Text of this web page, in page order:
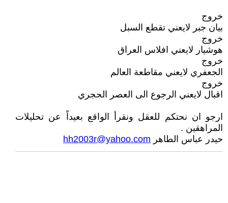
خروج
بيان جبر لايعني تقطع السبل
خروج
هوشيار لايعني افلاس العراق
خروج
الجعفري لايعني مقاطعة العالم
خروج
اقبال لايعني الرجوع الى العصر الحجري
ارجو ان نحتكم للعقل ونقرأ الواقع بعيداً عن تحليلات
المراهقين .
حيدر عباس الطاهر hh2003r@yahoo.com